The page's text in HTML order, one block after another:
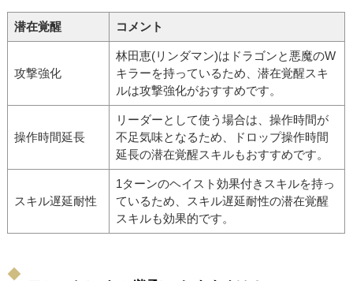
潜在覚醒 コメント
攻撃強化
林田恵(リンダマン)はドラゴンと悪魔のW
キラーを持っているため、潜在覚醒スキ
ルは攻撃強化がおすすめです。
操作時間延長
リーダーとして使う場合は、操作時間が
不足気味となるため、ドロップ操作時間
延長の潜在覚醒スキルもおすすめです。
スキル遅延耐性
1ターンのヘイスト効果付きスキルを持っ
ているため、スキル遅延耐性の潜在覚醒
スキルも効果的です。